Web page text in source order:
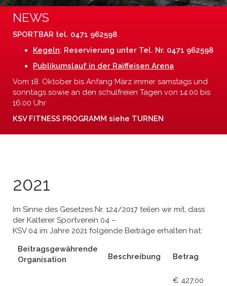
NEWS
SPORTBAR tel. 0471 962598
Kegeln: Reservierung unter Tel. Nr. 0471 962598
Publikumslauf in der Raiffeisen Arena
Vom 18. Oktober bis Anfang März immer samstags und
sonntags sowie an den schulfreien Tagen von 14:00 bis
16:00 Uhr
KSV FITNESS PROGRAMM siehe TURNEN
2021
Im Sinne des Gesetzes Nr. 124/2017 teilen wir mit, dass
der Kalterer Sportverein 04 –
KSV 04 im Jahre 2021 folgende Beiträge erhalten hat:
Beitragsgewährende
Organisation
Beschreibung Betrag
€ 427,00